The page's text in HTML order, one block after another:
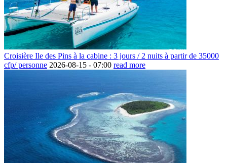
Croisière Ile des Pins à la cabine : 3 jours / 2 nuits à partir de 35000
cfp/ personne 2026-08-15 - 07:00 read more